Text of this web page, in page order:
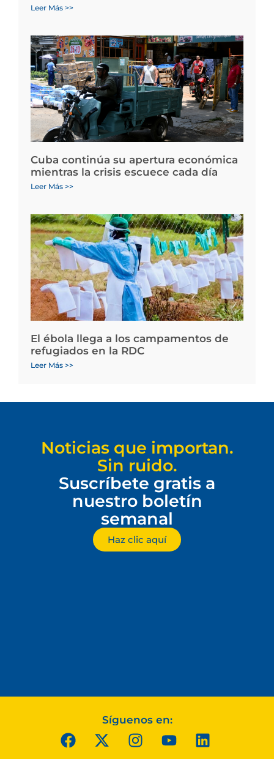
Leer Más >>
Cuba continúa su apertura económica
mientras la crisis escuece cada día
Leer Más >>
El ébola llega a los campamentos de
refugiados en la RDC
Leer Más >>
Noticias que importan.
Sin ruido.
Suscríbete gratis a
nuestro boletín
semanal
Haz clic aquí
Síguenos en: